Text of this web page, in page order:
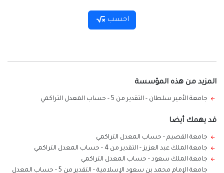
احسب
المزيد من هذه المؤسسة
جامعة الأمير سلطان - التقدير من 5 - حساب المعدل التراكمي
قد يهمك أيضا
جامعة القصيم - حساب المعدل التراكمي
جامعة الملك عبد العزيز - التقدير من 4
- حساب المعدل التراكمي
جامعة الملك سعود - حساب المعدل التراكمي
جامعة الإمام محمد بن سعود الإسلامية - التقدير من 5
- حساب المعدل